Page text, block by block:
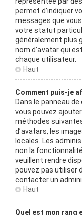
permet d’indiquer
messages que
votre statut
généralement plus
nom d’avatar qui
chaque utilisateur.
Haut
Comment puis-je
Dans le panneau
vous pouvez
méthodes
d’avatars, les
locales. Les
non la
veuillent rendre
pouvez pas utiliser
contacter un
Haut
Quel est mon rang